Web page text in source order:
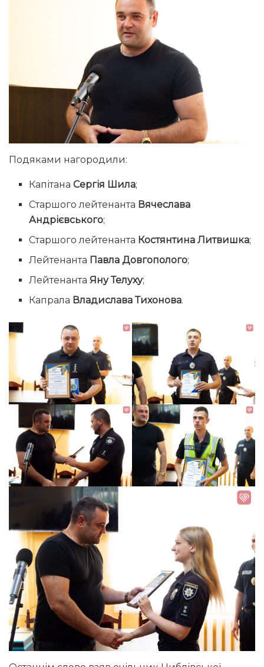
Подяками нагородили:
КапітанаСергія Шила;
Старшого лейтенанта Вячеслава
Андрієвського;
Старшого лейтенанта Костянтина Литвишка;
Лейтенанта Павла Довгополого;
ЛейтенантаЯну Телуху;
Капрала Владислава Тихонова.